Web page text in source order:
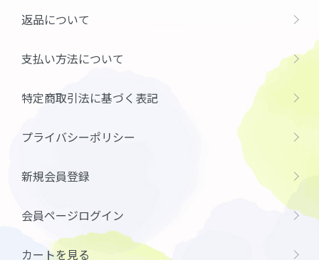
返品について
支払い方法について
特定商取引法に基づく表記
プライバシーポリシー
新規会員登録
会員ページログイン
カートを見る